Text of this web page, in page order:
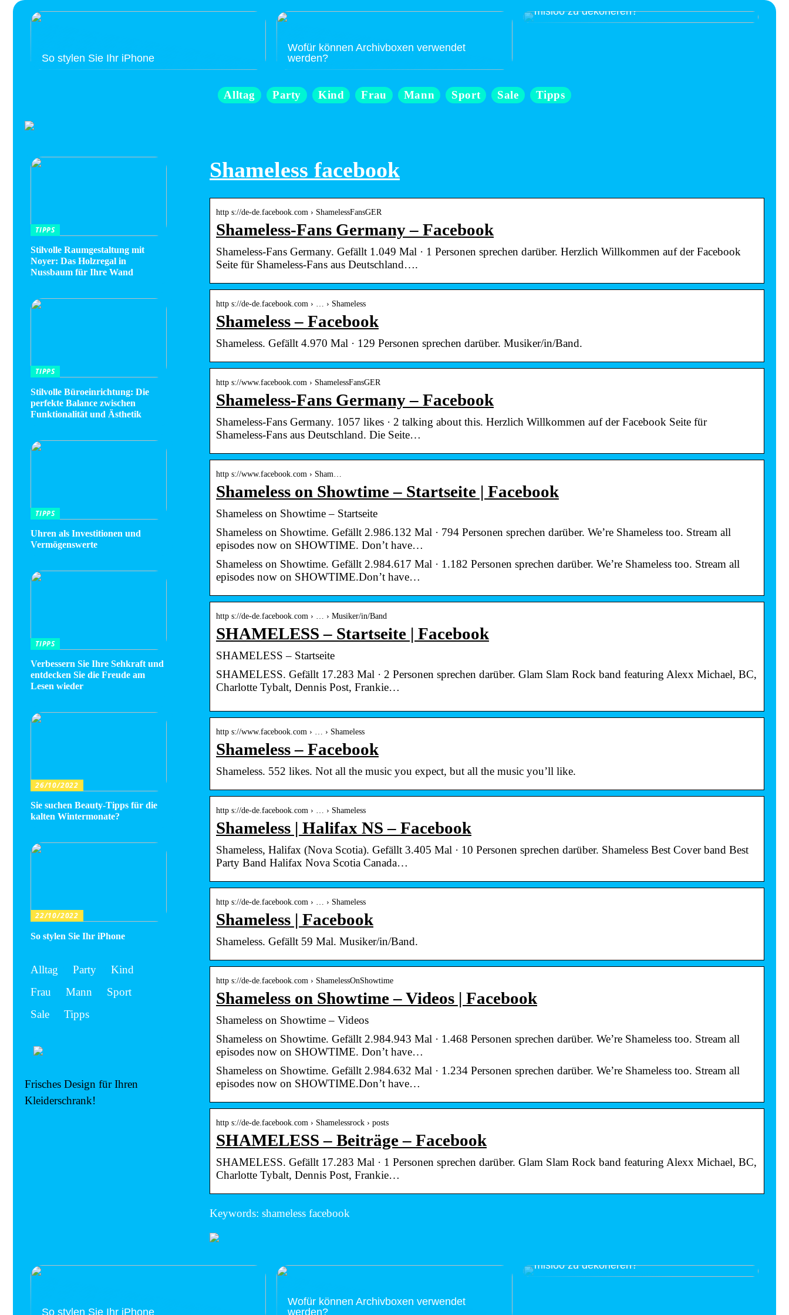
So stylen Sie Ihr iPhone
Wofür können Archivboxen verwendet
werden?
misioo zu dekorieren?
Alltag Party Kind Frau Mann Sport Sale Tipps
Shameless facebook
http s://de-de.facebook.com › ShamelessFansGER
Shameless-Fans Germany – Facebook
Shameless-Fans Germany. Gefällt 1.049 Mal · 1 Personen sprechen darüber. Herzlich Willkommen auf der Facebook
Seite für Shameless-Fans aus Deutschland….
http s://de-de.facebook.com › … › Shameless
Shameless – Facebook
Shameless. Gefällt 4.970 Mal · 129 Personen sprechen darüber. Musiker/in/Band.
http s://www.facebook.com › ShamelessFansGER
Shameless-Fans Germany – Facebook
Shameless-Fans Germany. 1057 likes · 2 talking about this. Herzlich Willkommen auf der Facebook Seite für
Shameless-Fans aus Deutschland. Die Seite…
http s://www.facebook.com › Sham…
Shameless on Showtime – Startseite | Facebook
Shameless on Showtime – Startseite
Shameless on Showtime. Gefällt 2.986.132 Mal · 794 Personen sprechen darüber. We’re Shameless too. Stream all
episodes now on SHOWTIME. Don’t have…
Shameless on Showtime. Gefällt 2.984.617 Mal · 1.182 Personen sprechen darüber. We’re Shameless too. Stream all
episodes now on SHOWTIME.Don’t have…
http s://de-de.facebook.com › … › Musiker/in/Band
SHAMELESS – Startseite | Facebook
SHAMELESS – Startseite
SHAMELESS. Gefällt 17.283 Mal · 2 Personen sprechen darüber. Glam Slam Rock band featuring Alexx Michael, BC,
Charlotte Tybalt, Dennis Post, Frankie…
http s://www.facebook.com › … › Shameless
Shameless – Facebook
Shameless. 552 likes. Not all the music you expect, but all the music you’ll like.
http s://de-de.facebook.com › … › Shameless
Shameless | Halifax NS – Facebook
Shameless, Halifax (Nova Scotia). Gefällt 3.405 Mal · 10 Personen sprechen darüber. Shameless Best Cover band Best
Party Band Halifax Nova Scotia Canada…
http s://de-de.facebook.com › … › Shameless
Shameless | Facebook
Shameless. Gefällt 59 Mal. Musiker/in/Band.
http s://de-de.facebook.com › ShamelessOnShowtime
Shameless on Showtime – Videos | Facebook
Shameless on Showtime – Videos
Shameless on Showtime. Gefällt 2.984.943 Mal · 1.468 Personen sprechen darüber. We’re Shameless too. Stream all
episodes now on SHOWTIME. Don’t have…
Shameless on Showtime. Gefällt 2.984.632 Mal · 1.234 Personen sprechen darüber. We’re Shameless too. Stream all
episodes now on SHOWTIME.Don’t have…
http s://de-de.facebook.com › Shamelessrock › posts
SHAMELESS – Beiträge – Facebook
SHAMELESS. Gefällt 17.283 Mal · 1 Personen sprechen darüber. Glam Slam Rock band featuring Alexx Michael, BC,
Charlotte Tybalt, Dennis Post, Frankie…
Keywords: shameless facebook
TIPPS
Stilvolle Raumgestaltung mit
Noyer: Das Holzregal in
Nussbaum für Ihre Wand
TIPPS
Stilvolle Büroeinrichtung: Die
perfekte Balance zwischen
Funktionalität und Ästhetik
TIPPS
Uhren als Investitionen und
Vermögenswerte
TIPPS
Verbessern Sie Ihre Sehkraft und
entdecken Sie die Freude am
Lesen wieder
26/10/2022
Sie suchen Beauty-Tipps für die
kalten Wintermonate?
22/10/2022
So stylen Sie Ihr iPhone
Alltag Party
Kind
Frau
Mann
Sport
Sale
Tipps
Frisches Design für Ihren
Kleiderschrank!
So stylen Sie Ihr iPhone
Wofür können Archivboxen verwendet
werden?
misioo zu dekorieren?